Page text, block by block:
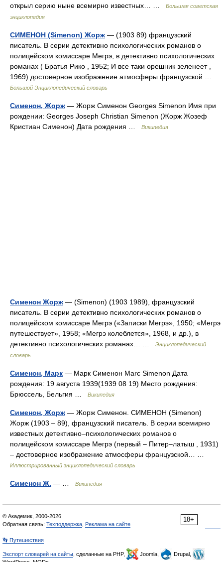
открыл серию ныне всемирно известных… …
Большая советская
энциклопедия
СИМЕНОН (Simenon) Жорж — (1903 89) французский
писатель. В серии детективно психологических романов о
полицейском комиссаре Мегрэ, в детективно психологических
романах ( Братья Рико , 1952; И все таки орешник зеленеет ,
1969) достоверное изображение атмосферы французской …
Большой Энциклопедический словарь
Сименон, Жорж — Жорж Сименон Georges Simenon Имя при
рождении: Georges Joseph Christian Simenon (Жорж Жозеф
Кристиан Сименон) Дата рождения …
Википедия
Сименон Жорж — (Simenon) (1903 1989), французский
писатель. В серии детективно психологических романов о
полицейском комиссаре Мегрэ («Записки Мегрэ», 1950; «Мегрэ
путешествует», 1958; «Мегрэ колеблется», 1968, и др.), в
детективно психологических романах… …
Энциклопедический
словарь
Сименон, Марк — Марк Сименон Marc Simenon Дата
рождения: 19 августа 1939(1939 08 19) Место рождения:
Брюссель, Бельгия …
Википедия
Сименон, Жорж — Жорж Сименон. СИМЕНОН (Simenon)
Жорж (1903 – 89), французский писатель. В серии всемирно
известных детективно–психологических романов о
полицейском комиссаре Мегрэ (первый – Питер–латыш , 1931)
– достоверное изображение атмосферы французской… …
Иллюстрированный энциклопедический словарь
Сименон Ж. — … Википедия
18+
© Академик, 2000-2026
Обратная связь: Техподдержка Реклама на сайте
👣 Путешествия
Экспорт словарей на сайты , сделанные на PHP, Joomla,
Drupal,